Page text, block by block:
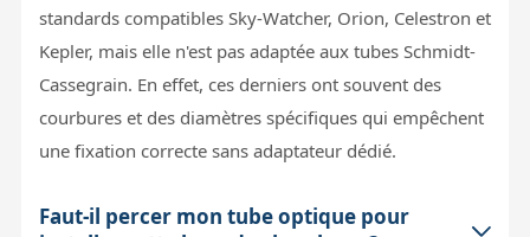
standards compatibles Sky-Watcher, Orion, Celestron et
Kepler, mais elle n'est pas adaptée aux tubes Schmidt-
Cassegrain. En effet, ces derniers ont souvent des
courbures et des diamètres spécifiques qui empêchent
une fixation correcte sans adaptateur dédié.
Faut-il percer mon tube optique pour